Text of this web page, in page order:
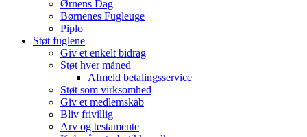
Ørnens Dag
Børnenes Fugleuge
Piplo
Støt fuglene
Giv et enkelt bidrag
Støt hver måned
Afmeld betalingsservice
Støt som virksomhed
Giv et medlemskab
Bliv frivillig
Arv og testamente